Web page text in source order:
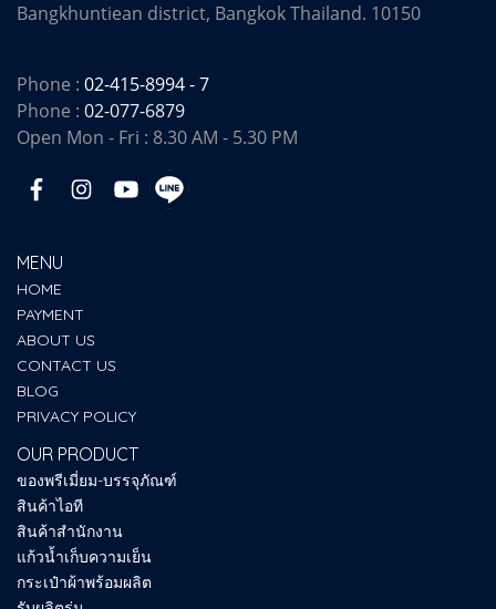
Bangkhuntiean district, Bangkok Thailand. 10150
Phone : 02-415-8994 - 7
Phone : 02-077-6879
Open Mon - Fri : 8.30 AM - 5.30 PM
MENU
HOME
PAYMENT
ABOUT US
CONTACT US
BLOG
PRIVACY POLICY
OUR PRODUCT
ของพรีเมี่ยม-บรรจุภัณฑ์
สินค้าไอที
สินค้าสำนักงาน
แก้วน้ำเก็บความเย็น
กระเป๋าผ้าพร้อมผลิต